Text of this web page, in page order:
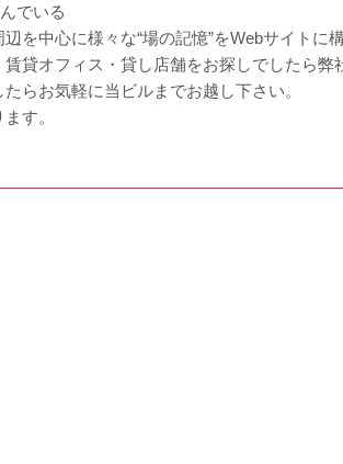
でいる
を中心に様々な“場の記憶”をWebサイトに
貸オフィス・貸し店舗をお探しでしたら弊
らお気軽に当ビルまでお越し下さい。
す。